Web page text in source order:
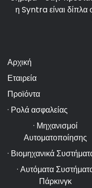
η Syntra είναι δίπλα
Αρχική
Εταιρεία
Προϊόντα
· Ρολά ασφαλείας
· Μηχανισμοί
Αυτοματοποίησης
· Βιομηχανικά
· Αυτόματα
Πάρκινγκ